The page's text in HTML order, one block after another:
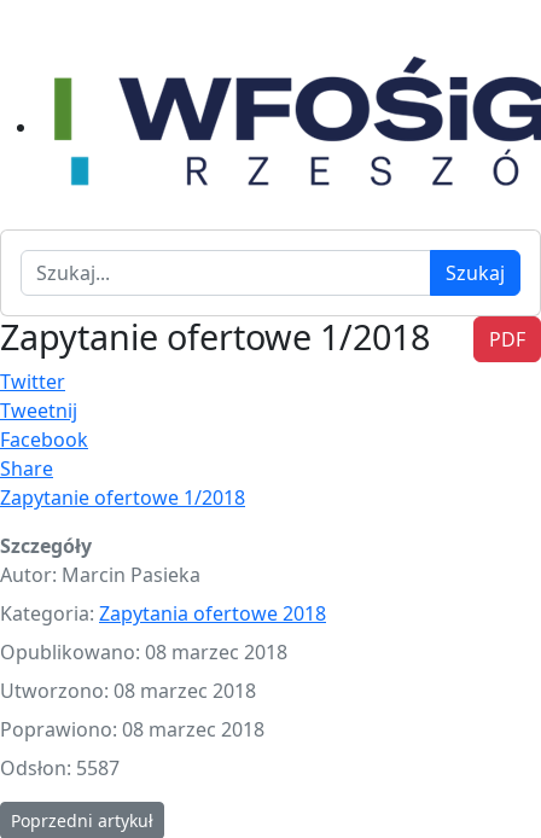
Szukaj Szukaj
PDF
Zapytanie ofertowe 1/2018
Twitter
Tweetnij
Facebook
Share
Zapytanie ofertowe 1/2018
Szczegóły
Autor: Marcin Pasieka
Kategoria: Zapytania ofertowe 2018
Opublikowano: 08 marzec 2018
Utworzono: 08 marzec 2018
Poprawiono: 08 marzec 2018
Odsłon: 5587
Poprzedni artykuł: Zapytanie ofertowe 15/2018
Poprzedni artykuł